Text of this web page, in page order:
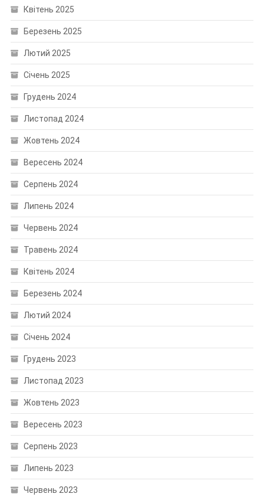
Квітень 2025
Березень 2025
Лютий 2025
Січень 2025
Грудень 2024
Листопад 2024
Жовтень 2024
Вересень 2024
Серпень 2024
Липень 2024
Червень 2024
Травень 2024
Квітень 2024
Березень 2024
Лютий 2024
Січень 2024
Грудень 2023
Листопад 2023
Жовтень 2023
Вересень 2023
Серпень 2023
Липень 2023
Червень 2023